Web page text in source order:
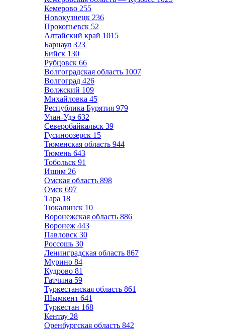
Кемерово 255
Новокузнецк 236
Прокопьевск 52
Алтайский край 1015
Барнаул 323
Бийск 130
Рубцовск 66
Волгоградская область 1007
Волгоград 426
Волжский 109
Михайловка 45
Республика Бурятия 979
Улан-Удэ 632
Северобайкальск 39
Гусиноозерск 15
Тюменская область 944
Тюмень 643
Тобольск 91
Ишим 26
Омская область 898
Омск 697
Тара 18
Тюкалинск 10
Воронежская область 886
Воронеж 443
Павловск 30
Россошь 30
Ленинградская область 867
Мурино 84
Кудрово 81
Гатчина 59
Туркестанская область 861
Шымкент 641
Туркестан 168
Кентау 28
Оренбургская область 842